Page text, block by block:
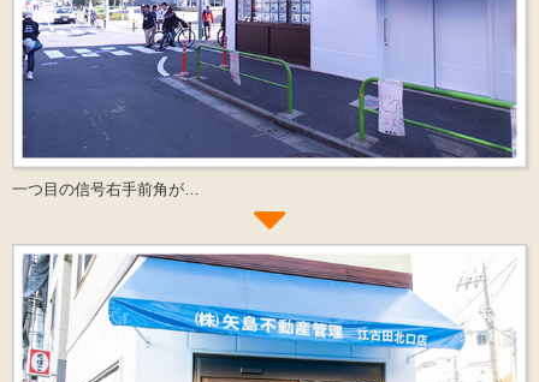
一つ目の信号右手前角が…